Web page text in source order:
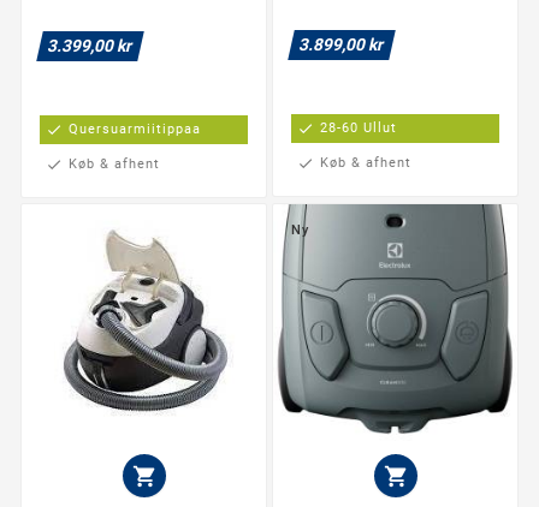
3.399,00 kr
check Quersuarmiitippaa
check Køb & afhent
3.899,00 kr
check 28-60 Ullut
check Køb & afhent

Ny
